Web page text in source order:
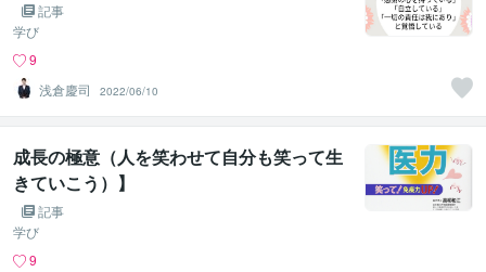
記事
学び
9
浅倉慶司
2022/06/10
成長の極意（人を笑わせて自分も笑って生
きていこう）】
記事
学び
9